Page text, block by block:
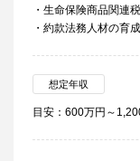
・生命保険商品関連
・約款法務人材の育
想定年収
目安：600万円～